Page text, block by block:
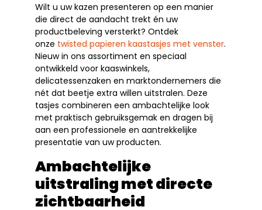
Wilt u uw kazen presenteren op een manier
die direct de aandacht trekt én uw
productbeleving versterkt? Ontdek
onze twisted papieren kaastasjes met venster.
Nieuw in ons assortiment en speciaal
ontwikkeld voor kaaswinkels,
delicatessenzaken en marktondernemers die
nét dat beetje extra willen uitstralen. Deze
tasjes combineren een ambachtelijke look
met praktisch gebruiksgemak en dragen bij
aan een professionele en aantrekkelijke
presentatie van uw producten.
Ambachtelijke
uitstraling met directe
zichtbaarheid